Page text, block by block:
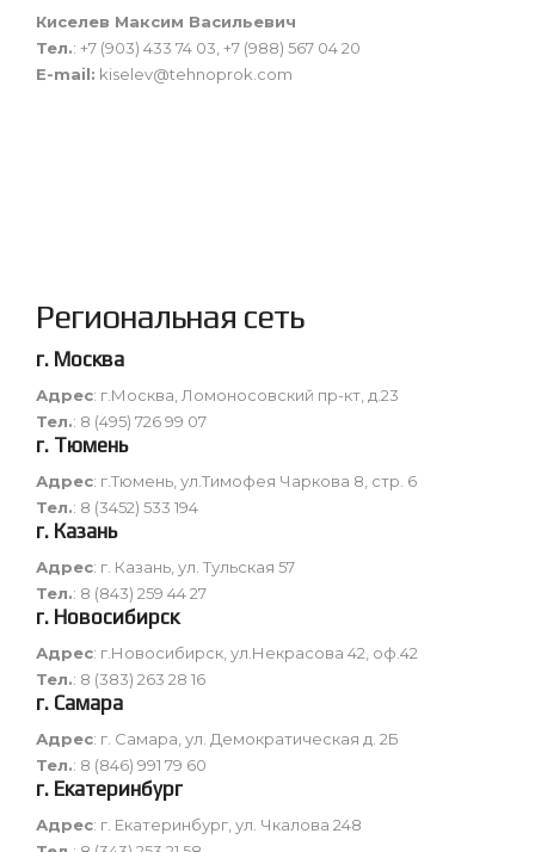
Киселев Максим Васильевич
Тел.: +7 (903) 433 74 03, +7 (988) 567 04 20
E-mail: kiselev@tehnoprok.com
Региональная сеть
г. Москва
Адрес: г.Москва, Ломоносовский пр-кт, д.23
Тел.: 8 (495) 726 99 07
г. Тюмень
Адрес: г.Тюмень, ул.Тимофея Чаркова 8, стр. 6
Тел.: 8 (3452) 533 194
г. Казань
Адрес: г. Казань, ул. Тульская 57
Тел.: 8 (843) 259 44 27
г. Новосибирск
Адрес: г.Новосибирск, ул.Некрасова 42, оф.42
Тел.: 8 (383) 263 28 16
г. Самара
Адрес: г. Самара, ул. Демократическая д. 2Б
Тел.: 8 (846) 991 79 60
г. Екатеринбург
Адрес: г. Екатеринбург, ул. Чкалова 248